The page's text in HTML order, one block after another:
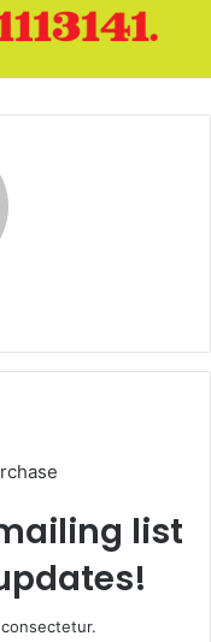
list